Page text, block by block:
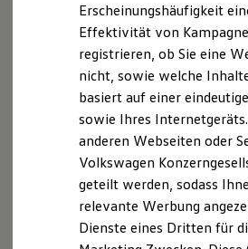
Ladezeitensimulator
Batterie
Sicherheit
Garantie und
Nachhaltigkeit
Technologie
Kosten und Kauf
Verbrauchskosten
Kaufoptionen
E-Auto-Förderung
Software und Konnektivität
Die ID. Software 6
ID. Software
Digitale Extras
Schnittstellen zu
Exterieur
Harmonisch aufeinander
beleuchtendem VolkswagenLogo
Frontstoßfängern weiß der Golf
überzeugen. Auch die neuen
Rückleuchten mit optionalen
Erscheinungshäufigkeit
Effektivität von
registrieren, ob Sie eine
nicht, sowie welche
basiert auf einer
sowie Ihres
anderen Webseiten oder
Volkswagen
geteilt werden, sodass
relevante Werbung
Dienste eines Dritten für